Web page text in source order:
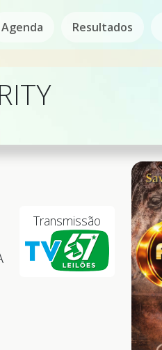
Agenda Resultados
Transmissão